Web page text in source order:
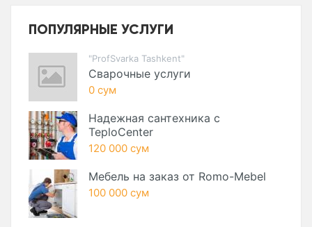
ПОПУЛЯРНЫЕ УСЛУГИ
"ProfSvarka Tashkent"
Сварочные услуги
0 сум
Надежная сантехника с
TeploCenter
120 000 сум
Мебель на заказ от Romo-Mebel
100 000 сум